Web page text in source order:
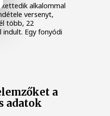
alkalommal
versenyt,
több, 22
indult. Egy fonyódi
a
adatok